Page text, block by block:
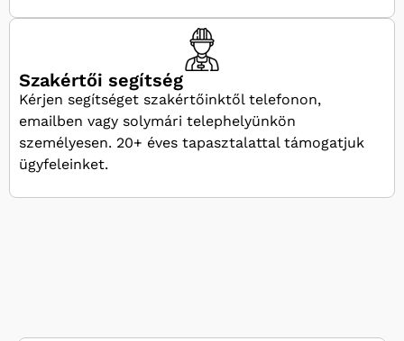
Szakértői segítség
Kérjen segítséget szakértőinktől telefonon,
emailben vagy solymári telephelyünkön
személyesen. 20+ éves tapasztalattal támogatjuk
ügyfeleinket.